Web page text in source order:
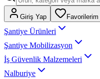
Giriş Yap Favorilerim
Şantiye Ürünleri
Şantiye Mobilizasyon
İş Güvenlik Malzemeleri
Nalburiye